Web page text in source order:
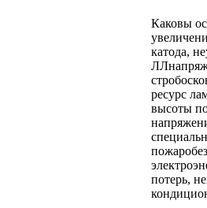
Каковы
катода,
ресурс
высоты
потерь,